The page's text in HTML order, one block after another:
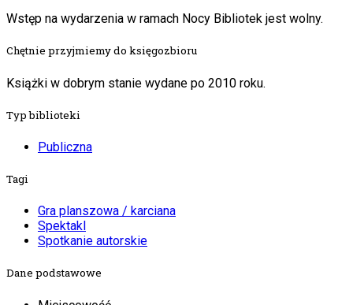
Wstęp na wydarzenia w ramach Nocy Bibliotek jest wolny.
Chętnie przyjmiemy do księgozbioru
Książki w dobrym stanie wydane po 2010 roku.
Typ biblioteki
Publiczna
Tagi
Gra planszowa / karciana
Spektakl
Spotkanie autorskie
Dane podstawowe